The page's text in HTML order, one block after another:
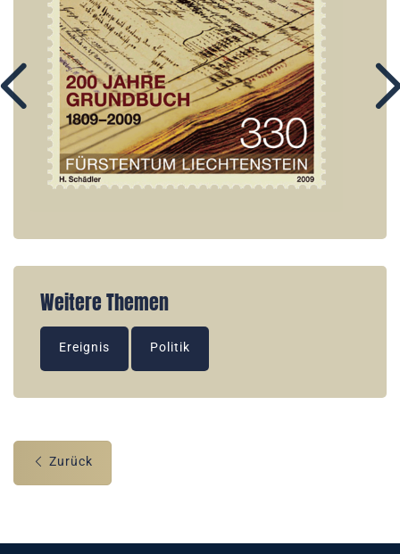
Weitere Themen
Ereignis Politik
Zurück